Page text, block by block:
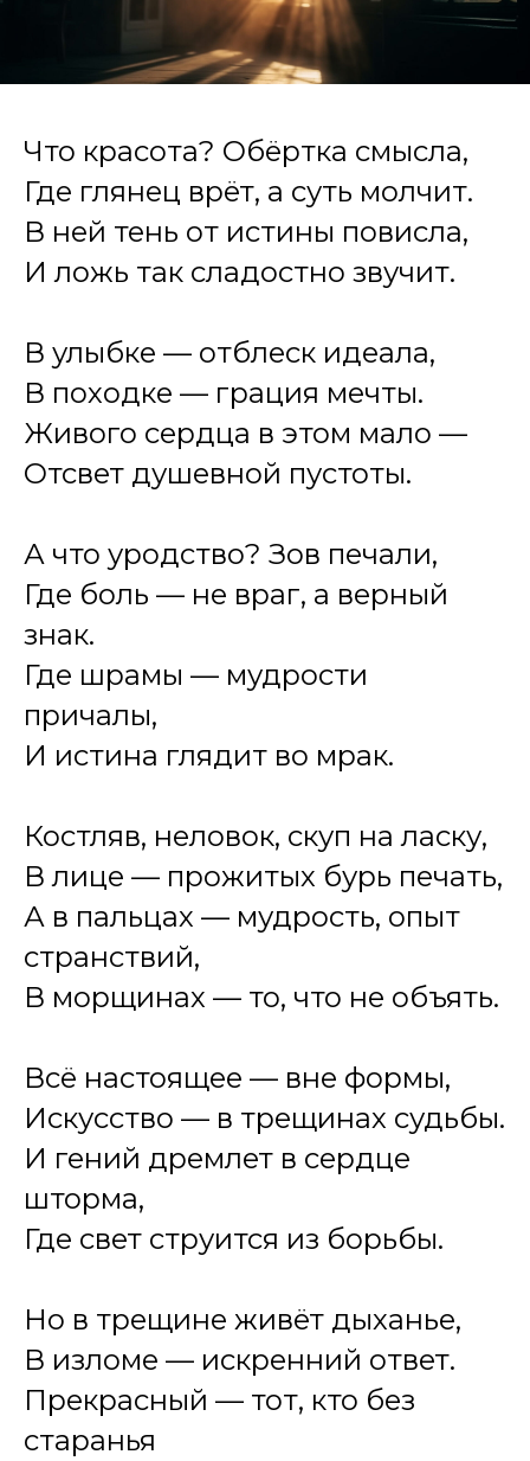
Что красота? Обёртка смысла,
Где глянец врёт, а суть молчит.
В ней тень от истины повисла,
И ложь так сладостно звучит.
В улыбке — отблеск идеала,
В походке — грация мечты.
Живого сердца в этом мало —
Отсвет душевной пустоты.
А что уродство? Зов печали,
Где боль — не враг, а верный
знак.
Где шрамы — мудрости
причалы,
И истина глядит во мрак.
Костляв, неловок, скуп на ласку,
В лице — прожитых бурь печать,
А в пальцах — мудрость, опыт
странствий,
В морщинах — то, что не объять.
Всё настоящее — вне формы,
Искусство — в трещинах судьбы.
И гений дремлет в сердце
шторма,
Где свет струится из борьбы.
Но в трещине живёт дыханье,
В изломе — искренний ответ.
Прекрасный — тот, кто без
старанья